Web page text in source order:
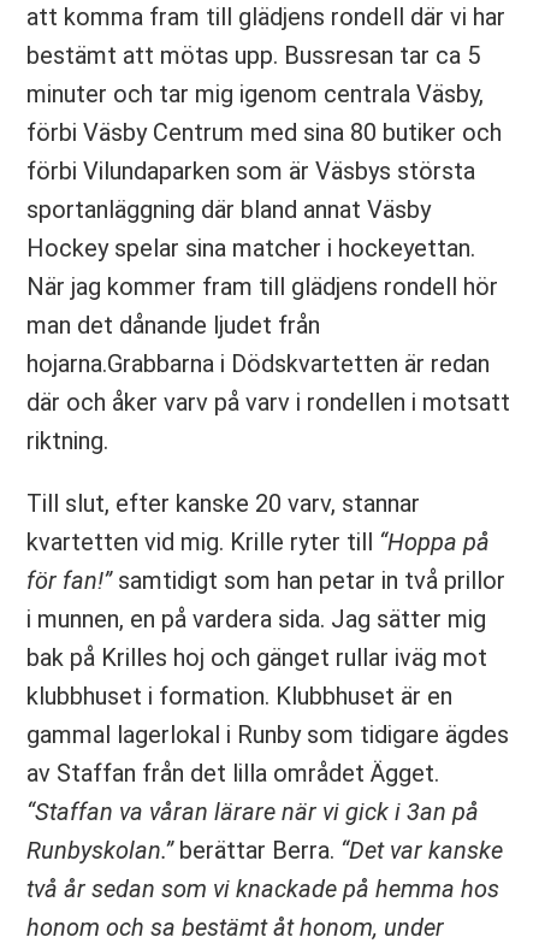
att komma fram till glädjens rondell där vi har
bestämt att mötas upp. Bussresan tar ca 5
minuter och tar mig igenom centrala Väsby,
förbi Väsby Centrum med sina 80 butiker och
förbi Vilundaparken som är Väsbys största
sportanläggning där bland annat Väsby
Hockey spelar sina matcher i hockeyettan.
När jag kommer fram till glädjens rondell hör
man det dånande ljudet från
hojarna.Grabbarna i Dödskvartetten är redan
där och åker varv på varv i rondellen i motsatt
riktning.
Till slut, efter kanske 20 varv, stannar
kvartetten vid mig. Krille ryter till “Hoppa på
för fan!”samtidigt som han petar in två prillor
i munnen, en på vardera sida. Jag sätter mig
bak på Krilles hoj och gänget rullar iväg mot
klubbhuset i formation. Klubbhuset är en
gammal lagerlokal i Runby som tidigare ägdes
av Staffan från det lilla området Ägget.
“Staffan va våran lärare när vi gick i 3an på
Runbyskolan.”berättar Berra. “Det var kanske
två år sedan som vi knackade på hemma hos
honom och sa bestämt åt honom, under